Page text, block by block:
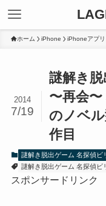
ホーム iPhone iPhoneアプリ
謎解き
〜再会
のノベ
作目
2014
7/19
謎解き脱出ゲーム 名探偵ビ
謎解き脱出ゲーム 名探偵ビ
スポンサードリンク